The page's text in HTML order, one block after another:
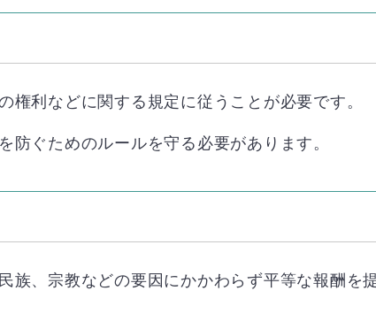
利などに関する規定に従うことが必要です。
ぐためのルールを守る必要があります。
族、宗教などの要因にかかわらず平等な報酬を